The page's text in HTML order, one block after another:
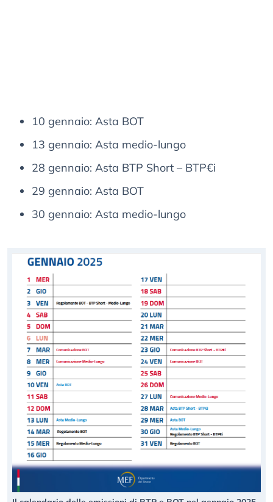
10 gennaio: Asta BOT
13 gennaio: Asta medio-lungo
28 gennaio: Asta BTP Short – BTP€i
29 gennaio: Asta BOT
30 gennaio: Asta medio-lungo